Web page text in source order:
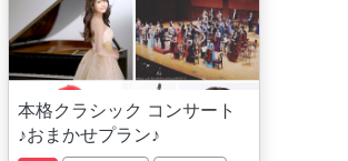
本格クラシック コンサート
♪おまかせプラン♪